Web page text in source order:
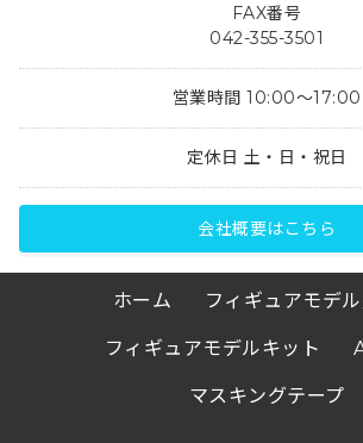
FAX番号
042-355-3501
営業時間 10:00～17:00
定休日 土・日・祝日
会社概要はこちら
ホーム フィギュアモデ
フィギュアモデルキット
マスキングテープ